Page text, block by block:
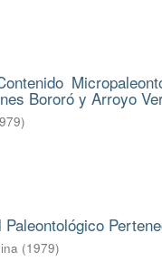
Bororó y Arroyo
)
(1979)